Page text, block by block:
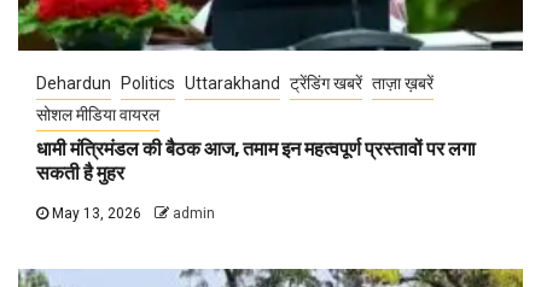
Dehardun Politics Uttarakhand ट्रेंडिंग खबरें ताज़ा ख़बरें
सोशल मीडिया वायरल
धामी मंत्रिमंडल की बैठक आज, तमाम इन महत्वपूर्ण प्रस्तावों पर लगा
सकती है मुहर
May 13, 2026 admin